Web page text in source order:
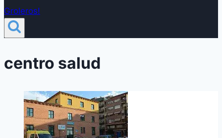
Groleros!
centro salud